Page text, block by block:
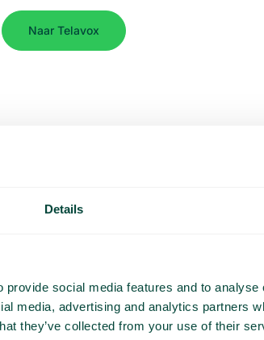
Details
social media features and to
media, advertising and analytics partners
they’ve collected from your use of their
Naar Telavox